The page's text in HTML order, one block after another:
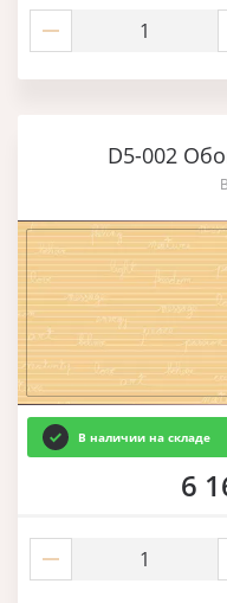
D5-002
В наличии на складе
6